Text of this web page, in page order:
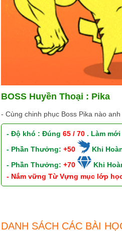
BOSS Huyền Thoại : Pika
- Cùng chinh phục Boss Pika nào anh
- Độ khó : Đúng65 / 70 . Làm
- Phần Thưởng:+50
Khi
- Phần Thưởng:+70
Khi
- Nắm vững Từ Vựng mục lớp
DANH SÁCH CÁC BÀI